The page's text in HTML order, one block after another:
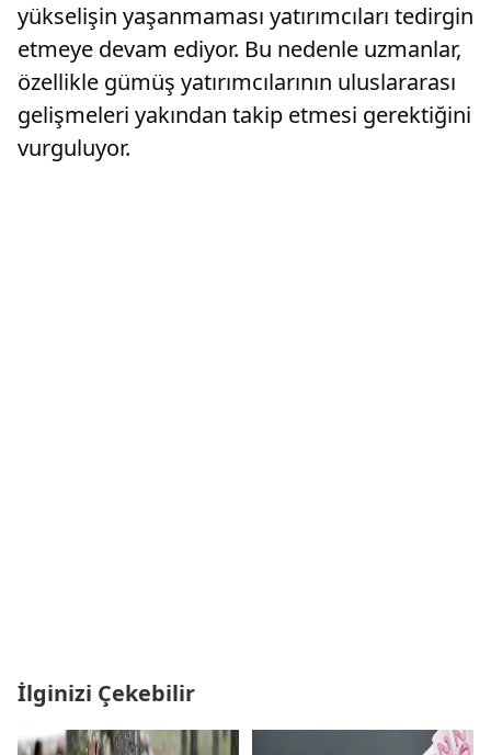
yükselişin yaşanmaması yatırımcıları tedirgin
etmeye devam ediyor. Bu nedenle uzmanlar,
özellikle gümüş yatırımcılarının uluslararası
gelişmeleri yakından takip etmesi gerektiğini
vurguluyor.
İlginizi Çekebilir